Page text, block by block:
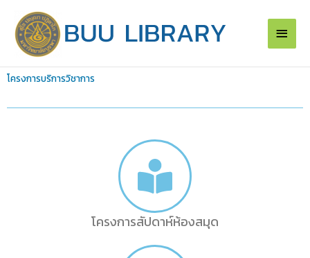
content
Main
โครงการบริการวิชาการ
โครงการสัปดาห์ห้องสมุด